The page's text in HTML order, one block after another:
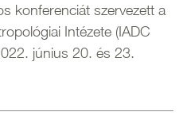
konferenciát szervezett a
Intézete (IADC
június 20. és 23.